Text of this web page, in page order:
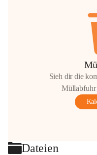
Sieh dir die
Müllabfuhr
Dateien